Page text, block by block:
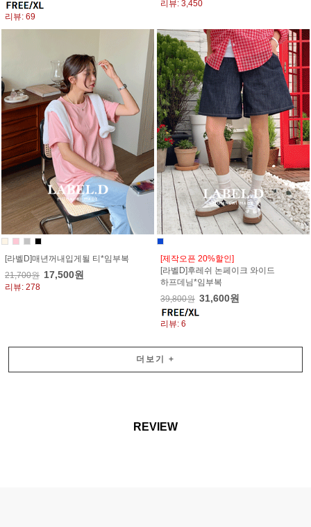
리뷰: 69
리뷰: 3,450
[라벨D]매년꺼내입게될 티*임부복
21,700원 17,500원
리뷰: 278
[제작오픈 20%할인]
[라벨D]후레쉬 논페이크 와이드
하프데님*임부복
39,800원 31,600원
리뷰: 6
더보기 +
REVIEW